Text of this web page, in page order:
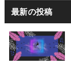
最新の投稿